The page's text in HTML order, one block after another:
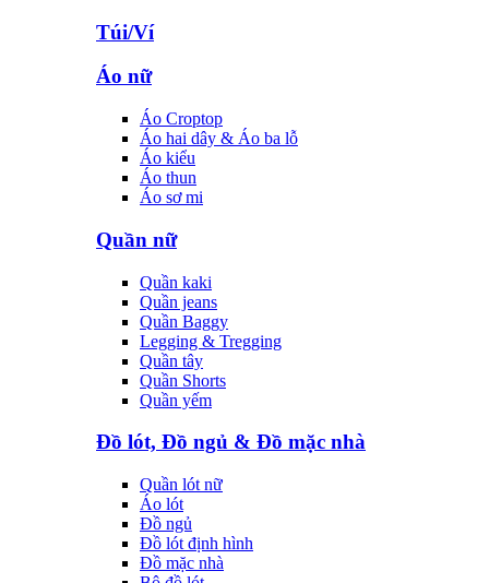
Túi/Ví
Áo nữ
Áo Croptop
Áo hai dây & Áo ba lỗ
Áo kiểu
Áo thun
Áo sơ mi
Quần nữ
Quần kaki
Quần jeans
Quần Baggy
Legging & Tregging
Quần tây
Quần Shorts
Quần yếm
Đồ lót, Đồ ngủ & Đồ mặc nhà
Quần lót nữ
Áo lót
Đồ ngủ
Đồ lót định hình
Đồ mặc nhà